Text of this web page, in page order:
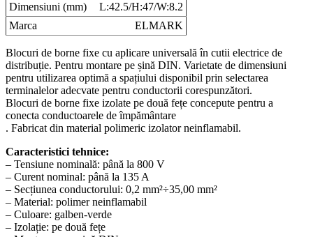
Dimensiuni (mm)
L:42.5/H:47/W:8.2
Marca
ELMARK
Blocuri de borne fixe cu aplicare universală în cutii electrice de
distribuție. Pentru montare pe șină DIN. Varietate de dimensiuni
pentru utilizarea optimă a spațiului disponibil prin selectarea
terminalelor adecvate pentru conductorii corespunzători.
Blocuri de borne fixe izolate pe două fețe concepute pentru a
conecta conductoarele de împământare
. Fabricat din material polimeric izolator neinflamabil.
Caracteristici tehnice:
– Tensiune nominală: până la 800 V
– Curent nominal: până la 135 A
– Secțiunea conductorului: 0,2 mm²÷35,00 mm²
– Material: polimer neinflamabil
– Culoare: galben-verde
– Izolație: pe două fețe